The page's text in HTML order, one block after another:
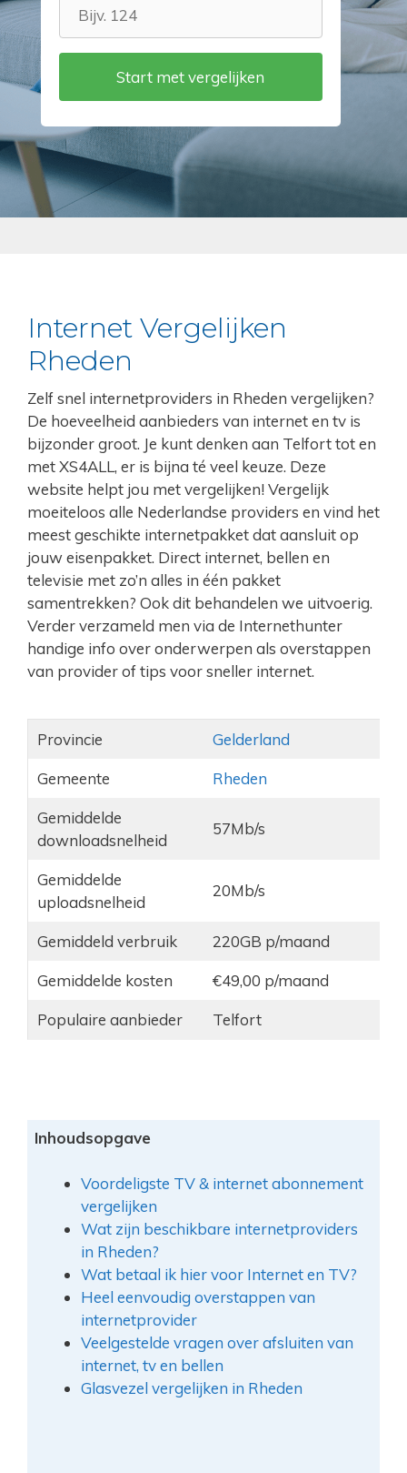
Internet Vergelijken
Rheden
Zelf snel internetproviders in Rheden vergelijken?
De hoeveelheid aanbieders van internet en tv is
bijzonder groot. Je kunt denken aan Telfort tot en
met XS4ALL, er is bijna té veel keuze. Deze
website helpt jou met vergelijken! Vergelijk
moeiteloos alle Nederlandse providers en vind het
meest geschikte internetpakket dat aansluit op
jouw eisenpakket. Direct internet, bellen en
televisie met zo’n alles in één pakket
samentrekken? Ook dit behandelen we uitvoerig.
Verder verzameld men via de Internethunter
handige info over onderwerpen als overstappen
van provider of tips voor sneller internet.
Provincie Gelderland
Gemeente Rheden
Gemiddelde
downloadsnelheid
57Mb/s
Gemiddelde
uploadsnelheid
20Mb/s
Gemiddeld verbruik 220GB p/maand
Gemiddelde kosten €49,00 p/maand
Populaire aanbieder Telfort
Inhoudsopgave
Voordeligste TV & internet abonnement
vergelijken
Wat zijn beschikbare internetproviders
in Rheden?
Wat betaal ik hier voor Internet en TV?
Heel eenvoudig overstappen van
internetprovider
Veelgestelde vragen over afsluiten van
internet, tv en bellen
Glasvezel vergelijken in Rheden